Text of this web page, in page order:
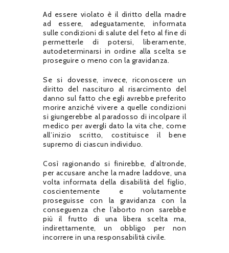
Ad essere violato è il diritto della madre
ad essere, adeguatamente, informata
sulle condizioni di salute del feto al fine di
permetterle di potersi, liberamente,
autodeterminarsi in ordine alla scelta se
proseguire o meno con la gravidanza.
Se si dovesse, invece, riconoscere un
diritto del nascituro al risarcimento del
danno sul fatto che egli avrebbe preferito
morire anziché vivere a quelle condizioni
si giungerebbe al paradosso di incolpare il
medico per avergli dato la vita che, come
all’inizio scritto, costituisce il bene
supremo di ciascun individuo.
Così ragionando si finirebbe, d’altronde,
per accusare anche la madre laddove, una
volta informata della disabilità del figlio,
coscientemente e volutamente
proseguisse con la gravidanza con la
conseguenza che l’aborto non sarebbe
più il frutto di una libera scelta ma,
indirettamente, un obbligo per non
incorrere in una responsabilità civile.